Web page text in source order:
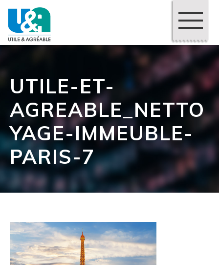
UTILE-ET-
AGREABLE_NETTO
YAGE-IMMEUBLE-
PARIS-7